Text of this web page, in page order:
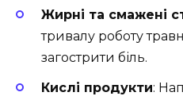
Жирні та смажені
тривалу роботу
загострити біль.
Кислі продукти: